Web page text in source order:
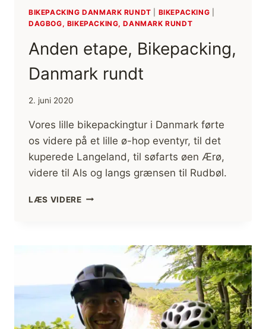
BIKEPACKING DANMARK RUNDT BIKEPACKING
DAGBOG, BIKEPACKING, DANMARK RUNDT
Anden etape, Bikepacking,
Danmark rundt
2. juni 2020
Vores lille bikepackingtur i Danmark førte
os videre på et lille ø-hop eventyr, til det
kuperede Langeland, til søfarts øen Ærø,
videre til Als og langs grænsen til Rudbøl.
LÆS VIDEREANDEN